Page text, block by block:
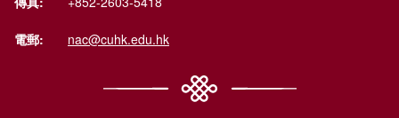
電郵: nac@cuhk.edu.hk